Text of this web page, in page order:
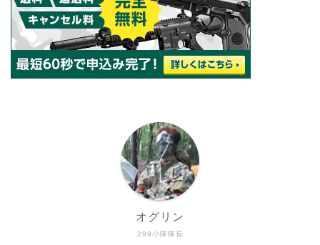
299小隊隊長
オグリン